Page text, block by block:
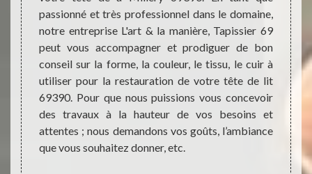
une
de
et
aux
passionné et très professionnel dans le domaine,
notre entreprise L'art & la manière, Tapissier 69
peut vous accompagner et prodiguer de bon
conseil sur la forme, la couleur, le tissu, le cuir à
utiliser pour la restauration de votre tête de lit
69390. Pour que nous puissions vous concevoir
des travaux à la hauteur de vos besoins et
attentes ; nous demandons vos goûts, l’ambiance
que vous souhaitez donner, etc.
reçu
qui
votre